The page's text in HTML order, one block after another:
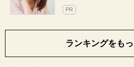
PR
ランキングをも